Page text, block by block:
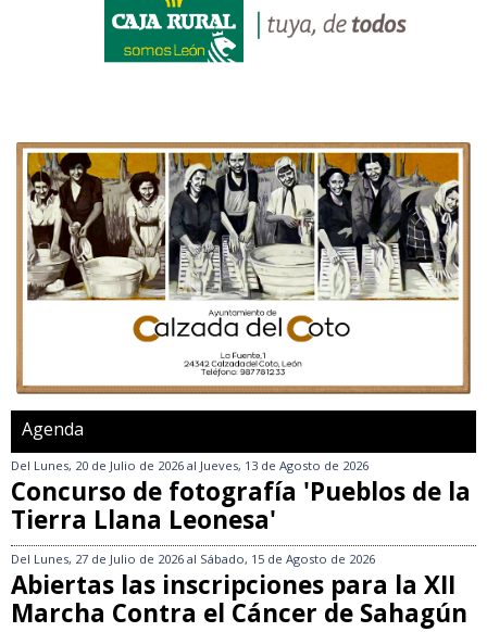
Agenda
Del Lunes, 20 de Julio de 2026 al Jueves, 13 de Agosto de 2026
Concurso de fotografía 'Pueblos de la
Tierra Llana Leonesa'
Del Lunes, 27 de Julio de 2026 al Sábado, 15 de Agosto de 2026
Abiertas las inscripciones para la XII
Marcha Contra el Cáncer de Sahagún